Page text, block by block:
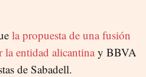
la propuesta de una fusión
la entidad alicantinay BBVA
de Sabadell.